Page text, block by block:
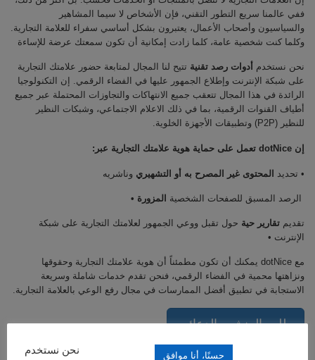
ففي عالمنا سريع التطور التقني، فإن الأشخاص لا سيما المشاهير
والسياسيون وأصحاب الأعمال، يعتبرون بشكل أساسي سفراء للعلامة التجارية.
وكلما كنت شخصية عامة، كلما زادت إمكانية أن تكون سمعتك عرضة للإساءة
نحن نستخدم أدوات رصد تقنية تتيح لنا المجال لمتابعة حضور علامتك التجارية
على شبكة الإنترنت وإطلاع الجمهور عليها في الفضاء الرقمي. إن التكنولوجيا
الرائدة في هذا المجال تتعقب جميع الانتهاكات والتجاوزات المحتملة عبر جميع
أطياف القنوات الرقمية، بما في ذلك الاعلام الاجتماعي، وشبكات النظير
للنظير (P2P) وتطبيقات الأجهزة الخلوية.
إن dotNice تعمل على حماية هوية علامتك التجارية عبر:
• تحديد المحتوى غير المصرح به أو التشهيري وناشريه
الرصد المسبق للصفحات الشخصية المزورة •
تقديم تقارير حية حول تقبل ووعي الجمهور لعلامتك التجارية على شبكة
الإنترنت •
مع dotNice يمكنك أن تكون مطمئناً أن هوية علامتك التجارية وحقوقها
ونزاهتها محمية في الفضاء الرقمي، فنحن تقدم خدمات شاملة وسريعة
الاستجابة في تطبيق أفضل الممارسات في مجال رفع الوعي بالعلامة التجارية.
طلب المنشور الدعائي
حسنًا، أنا موافق
نحن نستخدم